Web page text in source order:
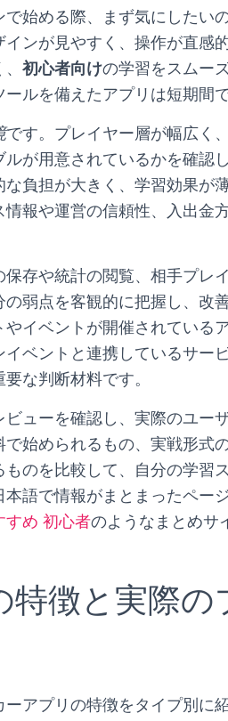
始める際、まず気にしたい
インが見やすく、操作が直感
初心者向けの学習をスムー
ルを備えたアプリは短期間
です。プレイヤー層が幅広く
が用意されているかを確認
負担が大きく、学習効果が
報や運営の信頼性、入出金
存や統計の閲覧、相手プレ
弱点を客観的に把握し、改
イベントが開催されている
ベントと連携しているサー
要な判断材料です。
ューを確認し、実際のユー
始められるもの、実戦形式
ものを比較して、自分の学習
語で情報がまとまったペー
すめ 初心者のようなまとめサ
特徴と実際の
アプリの特徴をタイプ別に